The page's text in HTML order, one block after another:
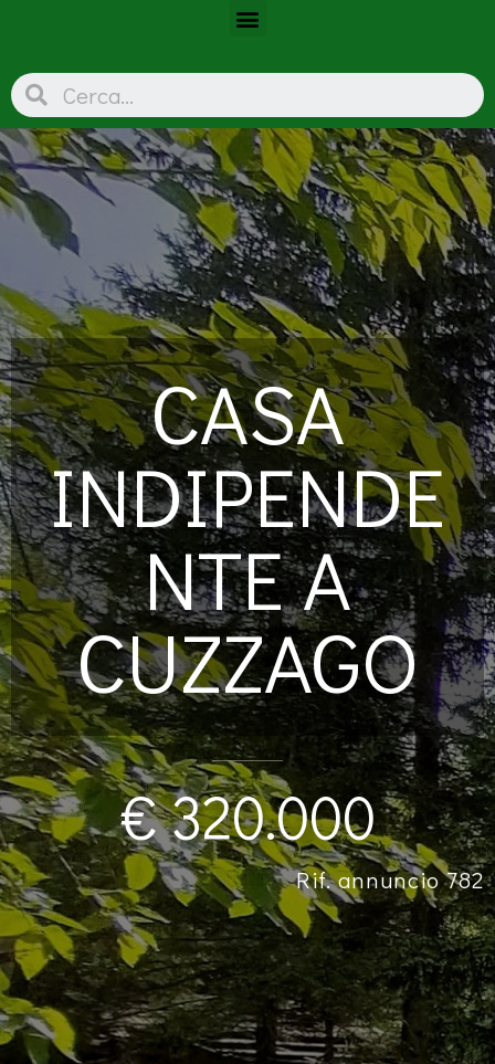
CASA
INDIPENDE
NTE A
CUZZAGO
€ 320.000
Rif. annuncio 782